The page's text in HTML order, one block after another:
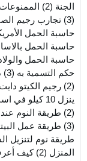
الجنة (2)
(3)
تجارب رجيم
حاسبة الحمل
حاسبة الحمل
حاسبة الحمل
حكم التسمية به (3)
(2)
رجيم الكيتو
ينزل 10 كيلو في اسبوع سهل
(2)
طريقة النوم
(3)
طريقة عمل
طريقة نوم لتنزيل
المنزل (2) كيف